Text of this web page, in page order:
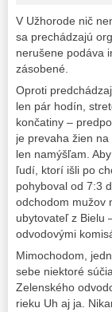
V Užhorode nič
sa prechádzajú
nerušene podáva
zásobené.
Oproti
len pár hodín,
končatiny –
je prevaha žien
len namýšľam.
ľudí, ktorí išli po
pohyboval od 7:3
odchodom mužov
ubytovateľ z Bielu
odvodovými
Mimochodom,
sebe niektoré
Zelenského
rieku Uh aj ja.